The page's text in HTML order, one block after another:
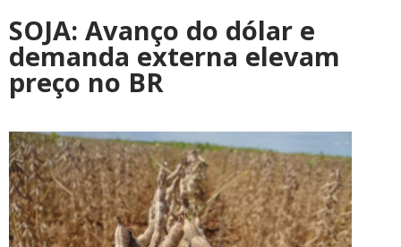
SOJA: Avanço do dólar e
demanda externa elevam
preço no BR